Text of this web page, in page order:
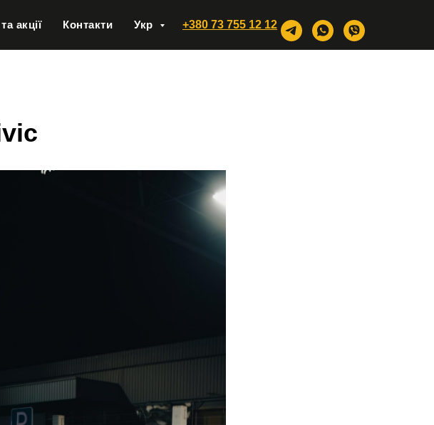
акції Контакти Укр +380 73 755 12 12